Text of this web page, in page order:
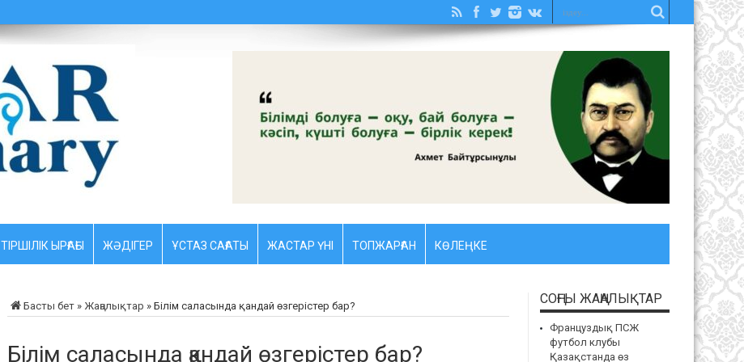
ТІРШІЛІК ЫРҒАҒЫ ЖӘДІГЕР ҰСТАЗ CАҒАТЫ ЖАСТАР ҮНІ ТОПЖАРҒАН КӨЛЕҢКЕ
Басты бет » Жаңалықтар » Білім саласында қандай өзгерістер бар?
Білім саласында қандай өзгерістер бар?
СОҢҒЫ ЖАҢАЛЫҚТАР
Француздық ПСЖ
футбол клубы
Қазақстанда өз